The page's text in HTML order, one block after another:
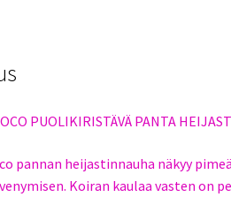
PUOLIKIRISTÄVÄ PANTA
pannan heijastinnauha näkyy
Koiran kaulaa vasten on